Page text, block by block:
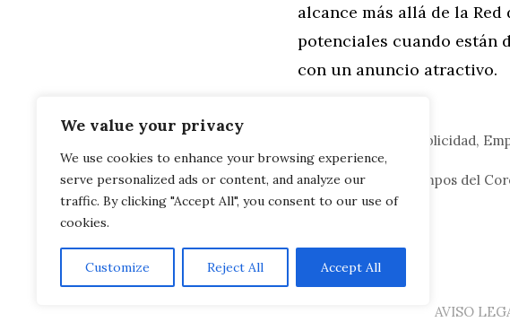
We value your privacy
We use cookies to enhance your browsing experience,
serve personalized ads or content, and analyze our
traffic. By clicking "Accept All", you consent to our use of
cookies.
Customize Reject All Accept All
alcance más allá de la
potenciales cuando están
con un anuncio atractivo.
Campañas de publicidad,
Publicidad
Consumo en tiempos del
Porsche o Audi
AVISO